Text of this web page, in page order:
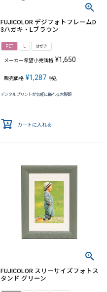
FUJICOLOR デジフォトフレームD
3ハガキ・Lブラウン
PET L はがき
メーカー希望小売価格 ¥1,650
販売価格 ¥1,287 税込
デジタルプリントが気軽に飾れる木製額
カートに入れる
FUJICOLOR スリーサイズフォトス
タンド グリーン